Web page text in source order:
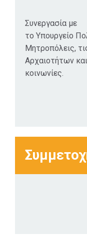
αφορούν σε
αποκατάσταση
αλλά και
ανάδειξη
σημαντικών
περιοχές που
κρύβουν
Συνεργασία με
το Υπουργείο
Μητροπόλεις,
Αρχαιοτήτων
κοινωνίες.